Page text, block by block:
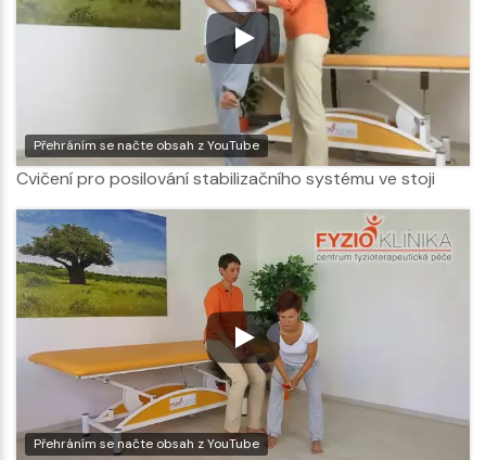
Přehráním se načte obsah z YouTube
Cvičení pro posilování stabilizačního systému ve stoji
Přehráním se načte obsah z YouTube